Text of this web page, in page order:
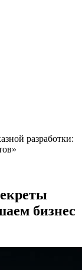
разработки:
бизнес